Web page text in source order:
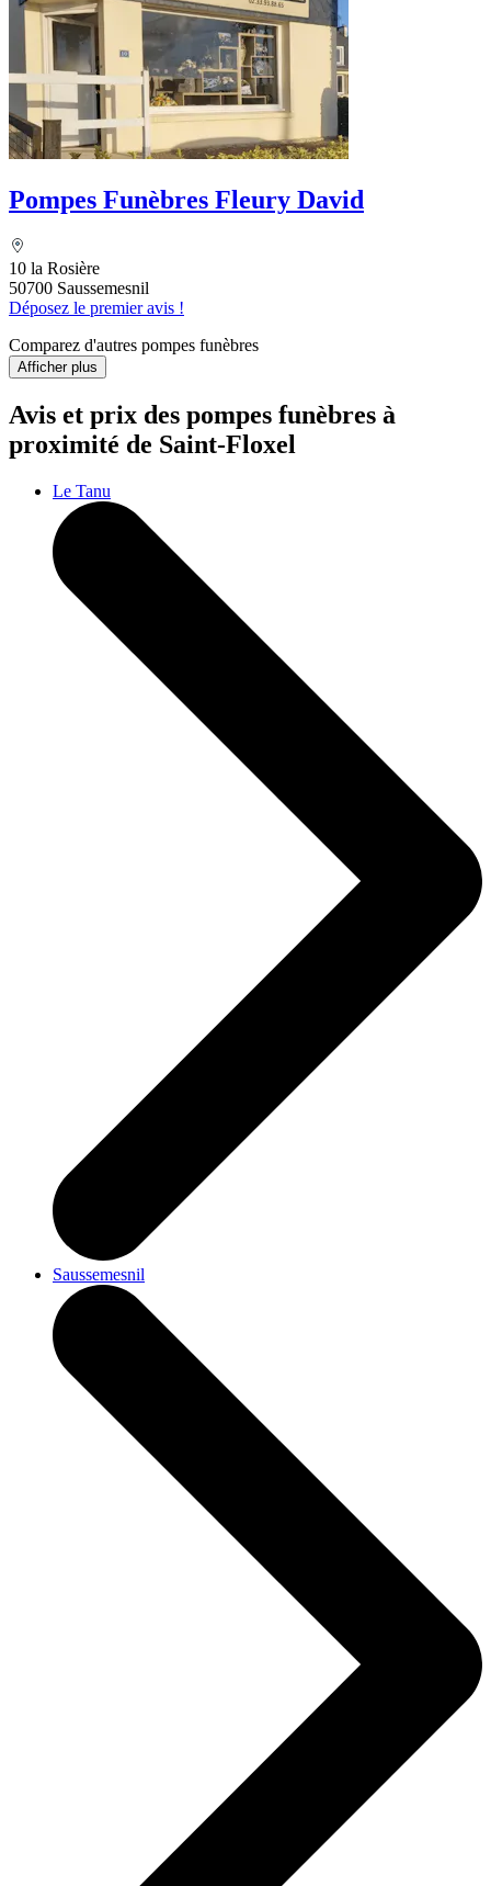
Pompes Funèbres Fleury David
10 la Rosière
50700 Saussemesnil
Déposez le premier avis !
Comparez d'autres pompes funèbres
Afficher plus
Avis et prix des pompes funèbres à
proximité de Saint-Floxel
Le Tanu
Saussemesnil